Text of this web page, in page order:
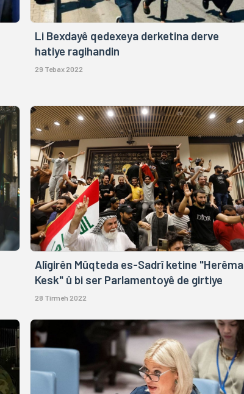
Li Bexdayê qedexeya derketina derve
hatiye ragihandin
29 Tebax 2022
Alîgirên Mûqteda es-Sadrî ketine "Herêma
Kesk" û bi ser Parlamentoyê de girtiye
28 Tîrmeh 2022